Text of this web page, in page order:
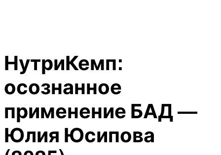
НутриКемп:
осознанное
применение БАД —
Юлия Юсипова